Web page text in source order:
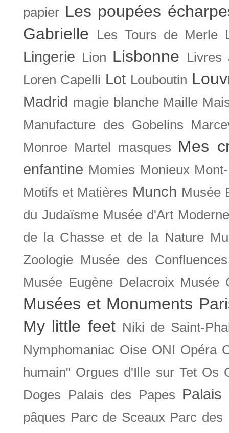
papier Les poupées
Gabrielle
Les Tours de Merle
Lingerie Lion Lisbonne
Livres
Loren Capelli Lot Louboutin
Madrid magie blanche Maille
Manufacture des Gobelins
Monroe Martel masques Mes
enfantine Momies Monieux
Motifs et Matières Munch Musée
du Judaïsme Musée d'Art
de la Chasse et de la Nature
Zoologie Musée des Confluences
Musée Eugène Delacroix Musée
Musées et Monuments
My little feet Niki de Saint-
Nymphomaniac Oise ONI Opéra
humain" Orgues d'Ille sur Tet Os
Doges
Palais des Papes Palais
pâques Parc de Sceaux Parc des